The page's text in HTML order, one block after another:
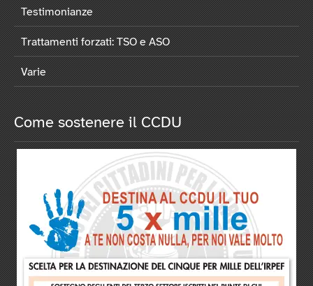
Testimonianze
Trattamenti forzati: TSO e ASO
Varie
Come sostenere il CCDU